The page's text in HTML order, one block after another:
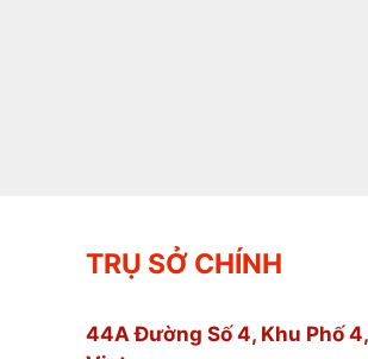
TRỤ SỞ CHÍNH
44A Đường Số 4, Khu Phố